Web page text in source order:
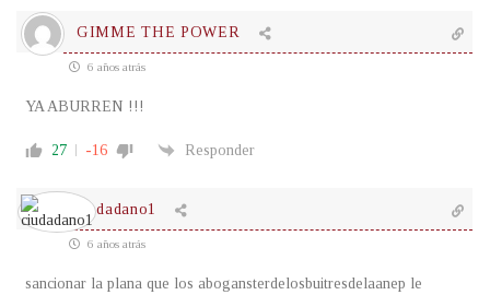
GIMME THE POWER
6 años atrás
YA ABURREN !!!
27 -16 Responder
ciudadano1
6 años atrás
sancionar la plana que los abogansterdelosbuitresdelaanep le